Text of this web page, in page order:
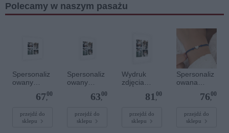
Polecamy w naszym pasażu
Spersonaliz
owany
plakat - 40 x
67,
00
przejdź do
sklepu
Spersonaliz
owany
plakat - 30 x
63,
00
przejdź do
sklepu
Wydruk
zdjęcia
plakatu - 50
x 70 cm81 ,
00
przejdź do
sklepu
Spersonaliz
owana
bransoletka
sznurkowa -
Srebrne
serce
76,
00
przejdź do
sklepu